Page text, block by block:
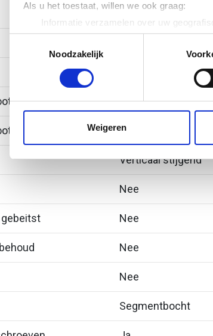
Als u het toestaat, willen we ook graag:
Informatie verzamelen over uw
Uw apparaat identificeren door het
Lees meer over hoe uw persoonlijke
toestemming op elk moment wijzigen of
websiteverkeer te analyseren. Ook delen
media, adverteren en analyse. Deze
Noodzakelijk
Weigeren
Roestvaststaal (RVS)
50
53
Verticaal stijgend
Nee
gebeitst Nee
Nee
Nee
Segmentbocht